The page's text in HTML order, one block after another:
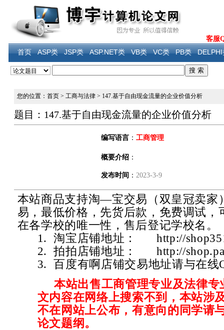
客服
首页 ASP类 JSP类 ASP.NET类 VB类 VC类 PB类 DELPHI
您的位置：首页> 工商与法律> 147.基于自由现金流量的企业价值分析
题目：147.基于自由现金流量的企业价值分析
编写语言： 工商管理
概要介绍：
发布时间 ： 2023-3-9
本站商品支持淘—宝交易（双皇冠卖家
易，最低价格，先货后款，免费调试，
在各学校的唯一性，售后登记学校名。
1. 淘宝店铺地址： http://
2. 拍拍店铺地址： http://
3. 百度有啊店铺交易地址请与在线
本站出售工商管理专业及法律
文内容在网络上搜索不到，本站涉
不在网站上公布，有意向的同学请
论文题纲。